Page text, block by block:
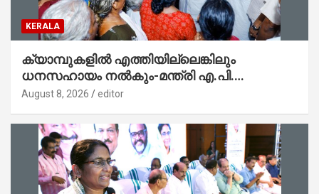
KERALA
ക്യാമ്പുകളിൽ എത്തിയില്ലെങ്കിലും
ധനസഹായം നൽകും-മന്ത്രി എ.പി.
അനിൽകുമാർ
August 8, 2026 editor